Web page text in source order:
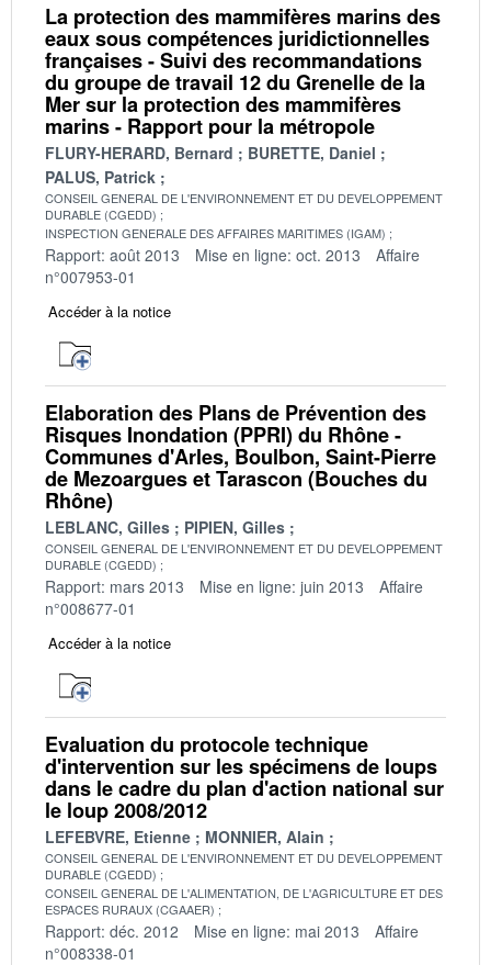
La protection des mammifères marins des
eaux sous compétences juridictionnelles
françaises - Suivi des recommandations
du groupe de travail 12 du Grenelle de la
Mer sur la protection des mammifères
marins - Rapport pour la métropole
FLURY-HERARD, Bernard
BURETTE, Daniel
PALUS, Patrick
CONSEIL GENERAL DE L'ENVIRONNEMENT ET DU DEVELOPPEMENT
DURABLE (CGEDD)
INSPECTION GENERALE DES AFFAIRES MARITIMES (IGAM)
Rapport: août 2013 Mise en ligne: oct. 2013
Affaire
n°007953-01
Accéder à la notice
Elaboration des Plans de Prévention des
Risques Inondation (PPRI) du Rhône -
Communes d'Arles, Boulbon, Saint-Pierre
de Mezoargues et Tarascon (Bouches du
Rhône)
LEBLANC, Gilles PIPIEN, Gilles
CONSEIL GENERAL DE L'ENVIRONNEMENT ET DU DEVELOPPEMENT
DURABLE (CGEDD)
Rapport: mars 2013 Mise en ligne: juin 2013
Affaire
n°008677-01
Accéder à la notice
Evaluation du protocole technique
d'intervention sur les spécimens de loups
dans le cadre du plan d'action national sur
le loup 2008/2012
LEFEBVRE, Etienne MONNIER, Alain
CONSEIL GENERAL DE L'ENVIRONNEMENT ET DU DEVELOPPEMENT
DURABLE (CGEDD)
CONSEIL GENERAL DE L'ALIMENTATION, DE L'AGRICULTURE ET DES
ESPACES RURAUX (CGAAER)
Rapport: déc. 2012 Mise en ligne: mai 2013
Affaire
n°008338-01